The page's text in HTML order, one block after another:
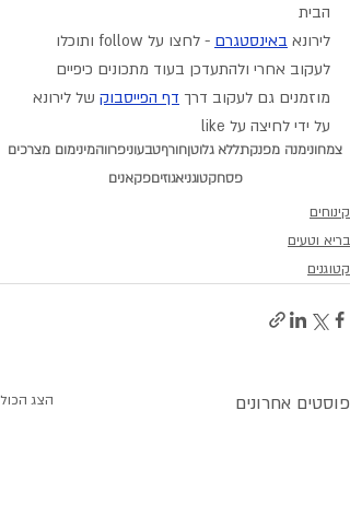
הבית
לירונא באינסטגרם
- לחצו על follow ותוכלו
לעקוב אחרי ולהתעדכן בעוד מתכונים כיפיים
מוזמנים גם לעקוב דרך דף הפייסבוק של לירונא
על ידי לחיצה על like
צמחונימנה מפנקתללא גלוטןחורףטבעוניפרווהמינימום מצרכים
פסחקטוגניאגוזיםפקאנים
קינוחים
בריא וטעים
קטוגנים
פוסטים אחרונים הצג הכול